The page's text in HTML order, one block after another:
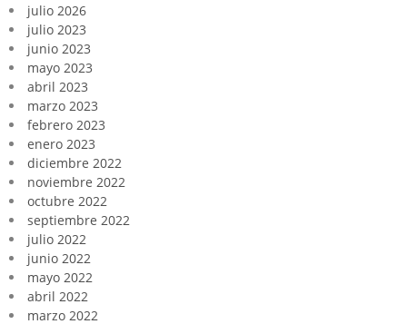
julio 2026
julio 2023
junio 2023
mayo 2023
abril 2023
marzo 2023
febrero 2023
enero 2023
diciembre 2022
noviembre 2022
octubre 2022
septiembre 2022
julio 2022
junio 2022
mayo 2022
abril 2022
marzo 2022